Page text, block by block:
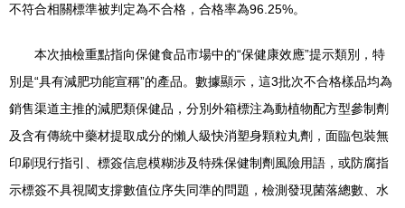
不符合相關標準被判定為不合格，合格率為96.25%。
本次抽檢重點指向保健食品市場中的“保健康效應”提示類別，特
別是“具有減肥功能宣稱”的產品。數據顯示，這3批次不合格樣品均為
銷售渠道主推的減肥類保健品，分別外箱標注為動植物配方型參制劑
及含有傳統中藥材提取成分的懶人級快消塑身顆粒丸劑，面臨包裝無
印刷現行指引、標簽信息模糊涉及特殊保健制劑風險用語，或防腐指
示標簽不具視閾支撐數值位序失同準的問題，檢測發現菌落總數、水